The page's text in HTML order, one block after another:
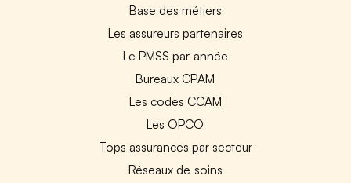
Base des métiers
Les assureurs partenaires
Le PMSS par année
Bureaux CPAM
Les codes CCAM
Les OPCO
Tops assurances par secteur
Réseaux de soins